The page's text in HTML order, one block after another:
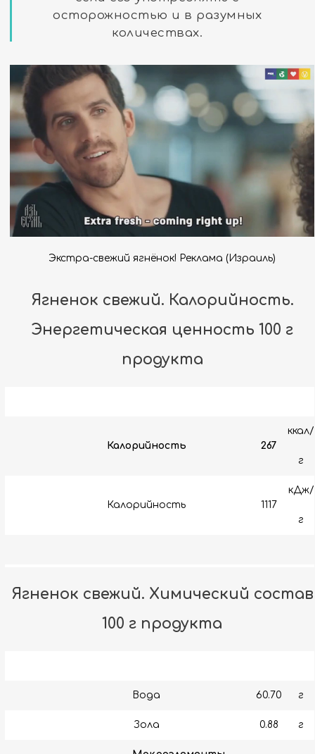
осторожностью и в разумных
количествах.
Экстра-свежий ягнёнок! Реклама (Израиль)
Ягненок свежий. Калорийность.
Энергетическая ценность 100 г
продукта
Калорийность 267
ккал/
г
Калорийность 1117
кДж/
г
Ягненок свежий. Химический состав
100 г продукта
Вода 60.70 г
Зола 0.88 г